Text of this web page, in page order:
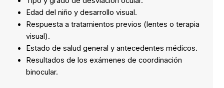
Edad del niño y desarrollo visual.
Respuesta a tratamientos previos (lentes o terapia
visual).
Estado de salud general y antecedentes médicos.
Resultados de los exámenes de coordinación
binocular.